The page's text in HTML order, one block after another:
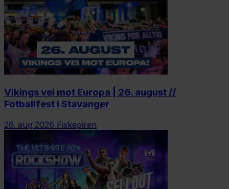
Vikings vei mot Europa | 26. august //
Fotballfest i Stavanger
26. aug 2026 Fiskepiren